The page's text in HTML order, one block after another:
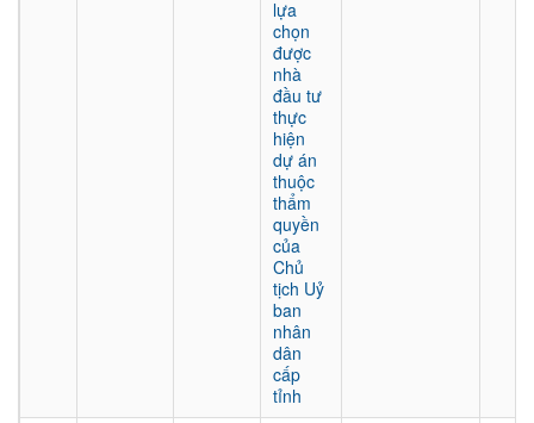
lựa
chọn
được
nhà
đầu tư
thực
hiện
dự án
thuộc
thẩm
quyền
của
Chủ
tịch Uỷ
ban
nhân
dân
cấp
tỉnh